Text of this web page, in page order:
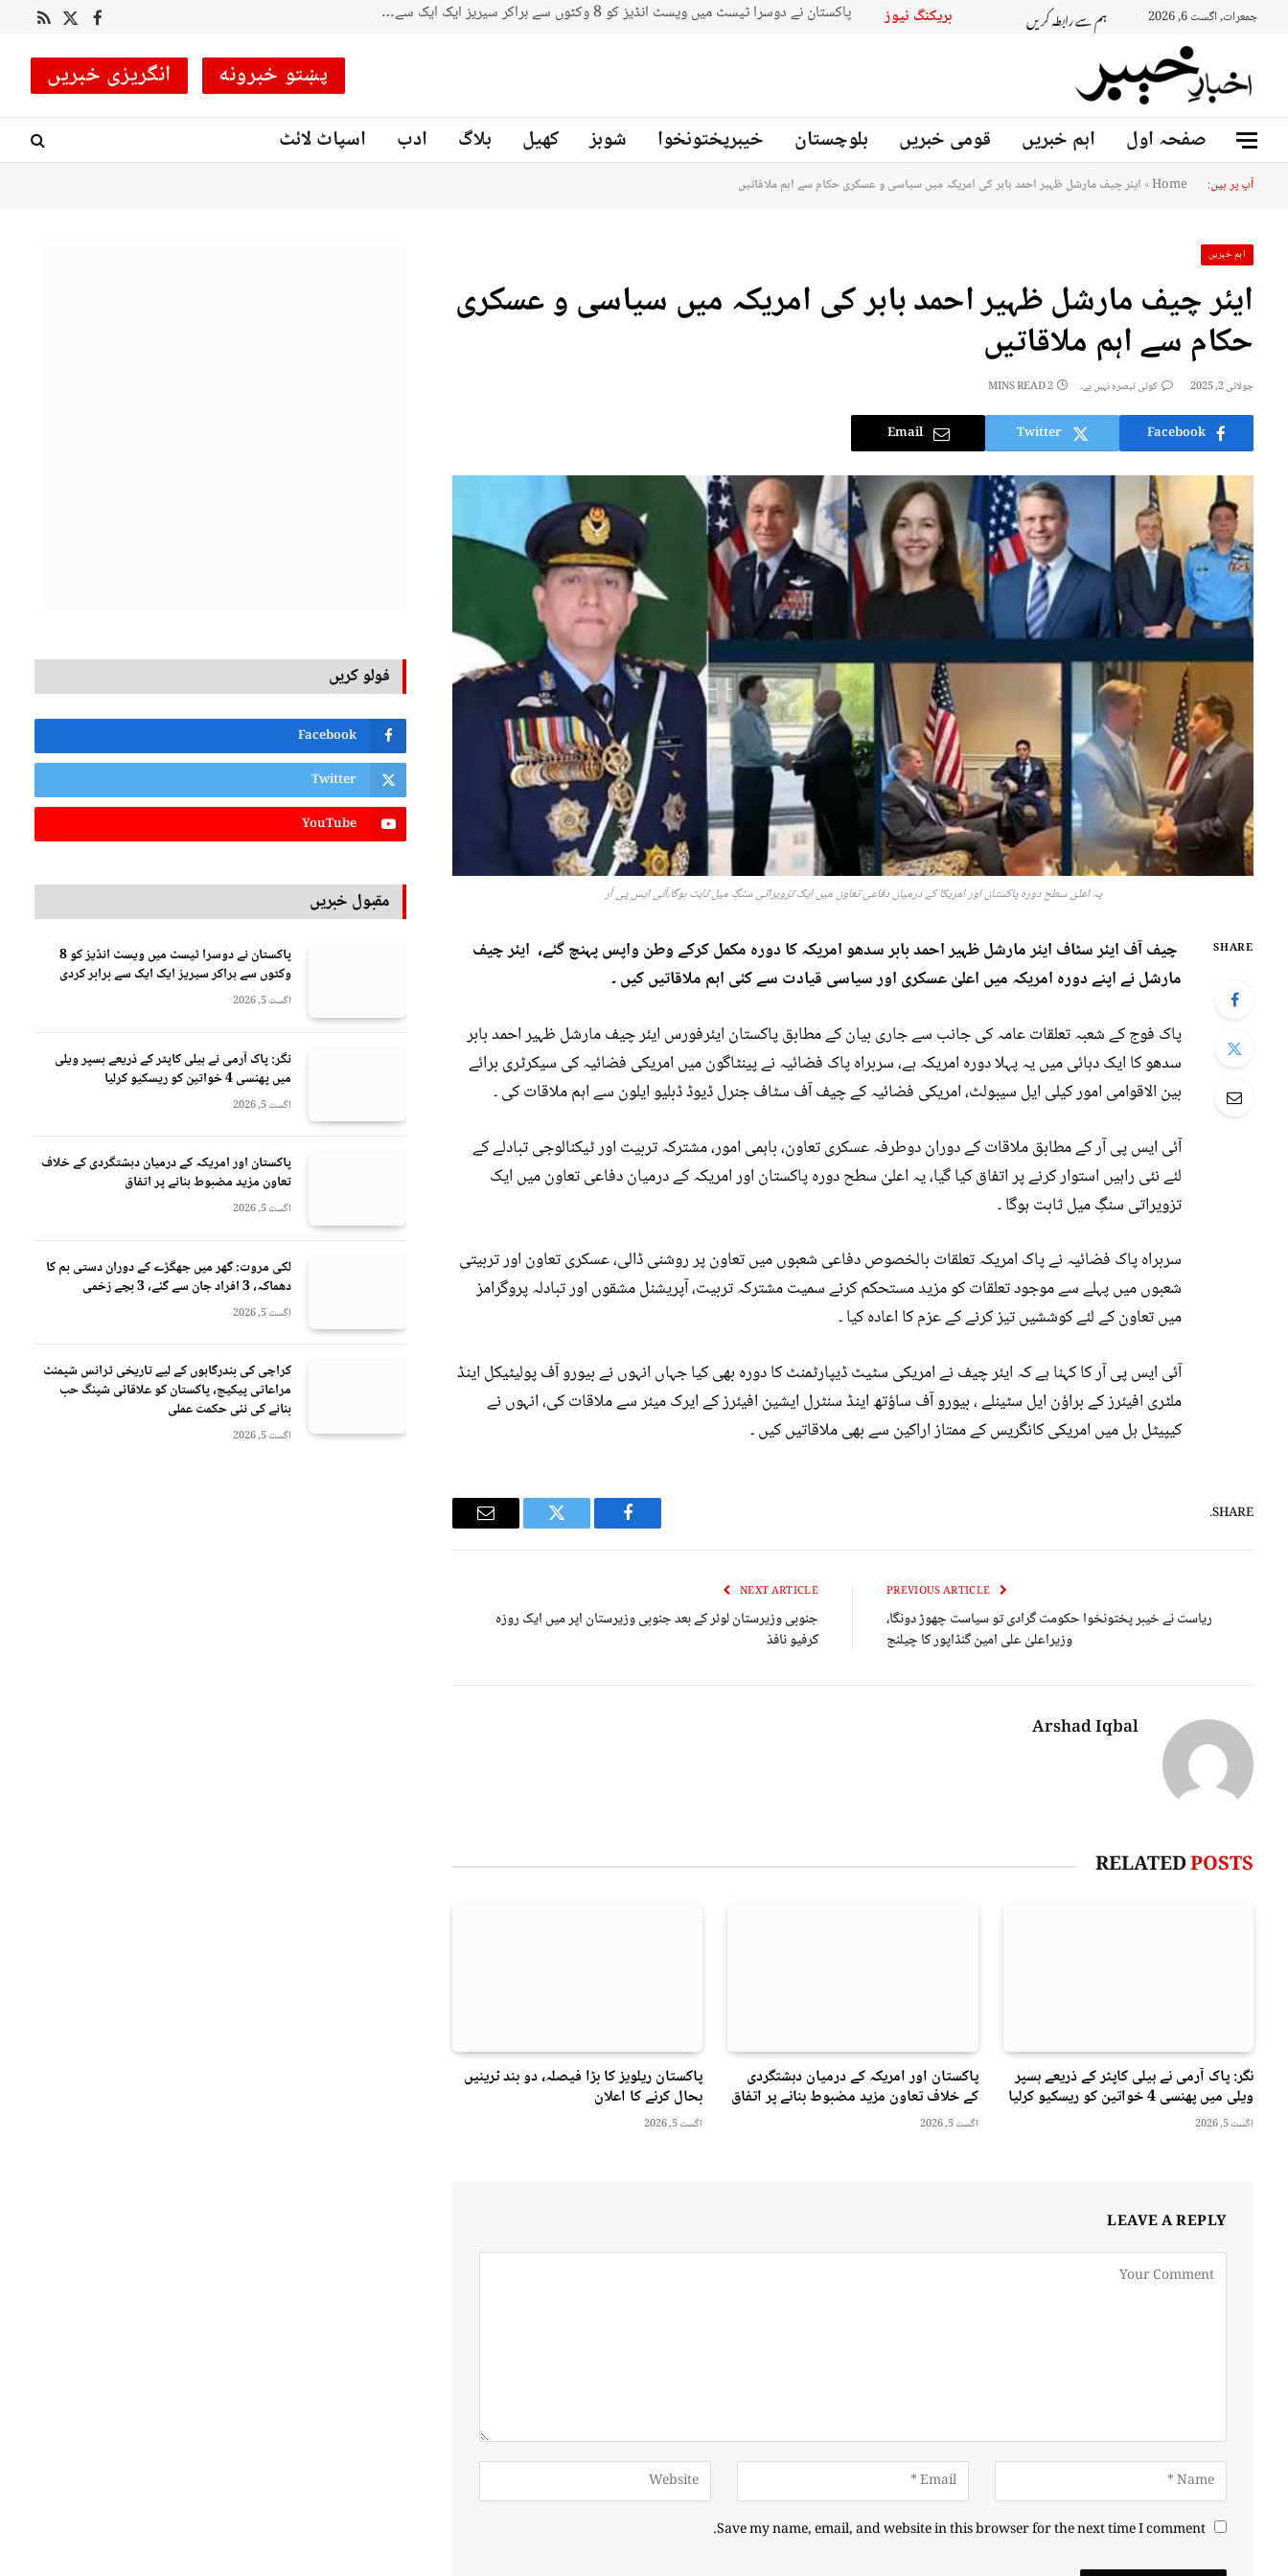
جمعرات, اگست 6, 2026 ہم سے رابطہ کریں بریکنگ نیوز Facebook
X
RSS
پښتو خبرونه انگریزی خبریں
صفحہ اول اہم خبریں قومی خبریں بلوچستان خیبرپختونخوا شوبز کھیل بلاگ ادب اسپاٹ لائٹ
آپ پر ہیں: Home
» ایئر چیف مارشل ظہیر احمد بابر کی امریکہ میں سیاسی و عسکری حکام سے اہم ملاقاتیں
اہم خبریں
ایئر چیف مارشل ظہیر احمد بابر کی امریکہ میں سیاسی و عسکری
حکام سے اہم ملاقاتیں
جولائی 2, 2025 کوئی تبصرہ نہیں ہے۔ 2 MINS READ
Facebook
Twitter
Email
یہ اعلیٰ سطح دورہ پاکستان اور امریکا کے درمیان دفاعی تعاون میں ایک تزویراتی سنگِ میل ثابت ہوگا،آئی ایس پی آر
SHARE
چیف آف ایئر سٹاف ایئر مارشل ظہیر احمد بابر سدھو امریکہ کا دورہ مکمل کرکے وطن واپس پہنچ گئے، ایئر چیف
مارشل نے اپنے دورہ امریکہ میں اعلیٰ عسکری اور سیاسی قیادت سے کئی اہم ملاقاتیں کیں ۔
پاک فوج کے شعبہ تعلقات عامہ کی جانب سے جاری بیان کے مطابق پاکستان ایئرفورس ایئر چیف مارشل ظہیر احمد بابر
سدھو کا ایک دہائی میں یہ پہلا دورہ امریکہ ہے، سربراہ پاک فضائیہ نے پینٹاگون میں امریکی فضائیہ کی سیکرٹری برائے
بین الاقوامی امور کیلی ایل سیبولٹ، امریکی فضائیہ کے چیف آف سٹاف جنرل ڈیوڈ ڈبلیو ایلون سے اہم ملاقات کی ۔
آئی ایس پی آر کے مطابق ملاقات کے دوران دوطرفہ عسکری تعاون، باہمی امور، مشترکہ تربیت اور ٹیکنالوجی تبادلے کے
لئے نئی راہیں استوار کرنے پر اتفاق کیا گیا، یہ اعلیٰ سطح دورہ پاکستان اور امریکہ کے درمیان دفاعی تعاون میں ایک
تزویراتی سنگِ میل ثابت ہوگا ۔
سربراہ پاک فضائیہ نے پاک امریکہ تعلقات بالخصوص دفاعی شعبوں میں تعاون پر روشنی ڈالی، عسکری تعاون اور تربیتی
شعبوں میں پہلے سے موجود تعلقات کو مزید مستحکم کرنے سمیت مشترکہ تربیت، آپریشنل مشقوں اور تبادلہ پروگرامز
میں تعاون کے لئے کوششیں تیز کرنے کے عزم کا اعادہ کیا ۔
آئی ایس پی آر کا کہنا ہے کہ ایئر چیف نے امریکی سٹیٹ ڈیپارٹمنٹ کا دورہ بھی کیا جہاں انہوں نے بیورو آف پولیٹیکل اینڈ
ملٹری افیئرز کے براؤن ایل سٹینلے ، بیورو آف ساؤتھ اینڈ سنٹرل ایشین افیئرز کے ایرک میئر سے ملاقات کی، انہوں نے
کیپیٹل ہل میں امریکی کانگریس کے ممتاز اراکین سے بھی ملاقاتیں کیں ۔
SHARE.
Facebook
Twitter
Email
ریاست نے خیبر پختونخوا حکومت گرادی تو سیاست چھوڑ دونگا،
وزیراعلیٰ علی امین گنڈاپور کا چیلنج
NEXT ARTICLE
جنوبی وزیرستان لوئر کے بعد جنوبی وزیرستان اپر میں ایک روزہ
کرفیو نافذ
Arshad Iqbal
RELATEDPOSTS
نگر: پاک آرمی نے ہیلی کاپٹر کے ذریعے ہسپر
ویلی میں پھنسی 4 خواتین کو ریسکیو کرلیا
اگست 5, 2026
پاکستان اور امریکہ کے درمیان دہشتگردی
کے خلاف تعاون مزید مضبوط بنانے پر اتفاق
اگست 5, 2026
پاکستان ریلویز کا بڑا فیصلہ، دو بند ٹرینیں
بحال کرنے کا اعلان
اگست 5, 2026
LEAVE A REPLY
Save my name, email, and website in this browser for the next time I comment.
فولو کریں
Facebook
Twitter
YouTube
مقبول خبریں
پاکستان نے دوسرا ٹیسٹ میں ویسٹ انڈیز کو 8
وکٹوں سے ہراکر سیریز ایک ایک سے برابر کردی
اگست 5, 2026
نگر: پاک آرمی نے ہیلی کاپٹر کے ذریعے ہسپر ویلی
میں پھنسی 4 خواتین کو ریسکیو کرلیا
اگست 5, 2026
پاکستان اور امریکہ کے درمیان دہشتگردی کے خلاف
تعاون مزید مضبوط بنانے پر اتفاق
اگست 5, 2026
لکی مروت: گھر میں جھگڑے کے دوران دستی بم کا
دھماکہ، 3 افراد جان سے گئے، 3 بچے زخمی
اگست 5, 2026
کراچی کی بندرگاہوں کے لیے تاریخی ٹرانس شپمنٹ
مراعاتی پیکیج، پاکستان کو علاقائی شپنگ حب
بنانے کی نئی حکمت عملی
اگست 5, 2026